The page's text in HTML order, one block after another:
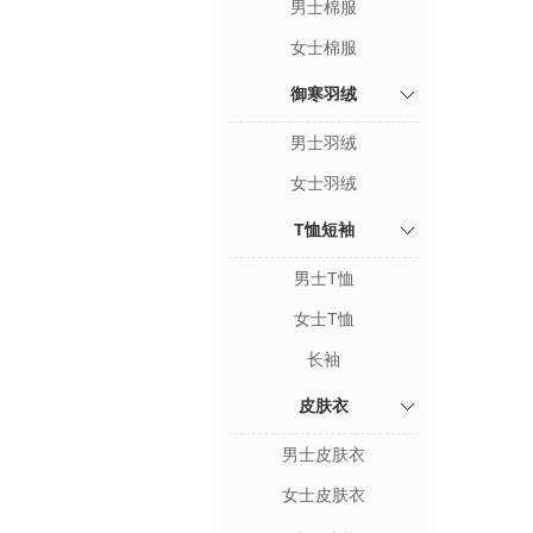
男士棉服
女士棉服
御寒羽绒
男士羽绒
女士羽绒
T恤短袖
男士T恤
女士T恤
长袖
皮肤衣
男士皮肤衣
女士皮肤衣